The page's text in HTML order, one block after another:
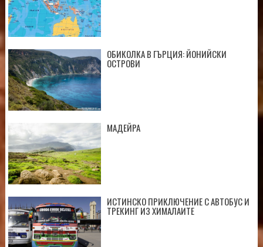
ОБИКОЛКА В ГЪРЦИЯ: ЙОНИЙСКИ
ОСТРОВИ
МАДЕЙРА
ИСТИНСКО ПРИКЛЮЧЕНИЕ С АВТОБУС И
ТРЕКИНГ ИЗ ХИМАЛАИТЕ